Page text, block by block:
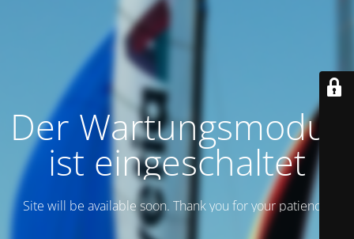
Der Wartungsmodus
ist eingeschaltet
Site will be available soon. Thank you for your patience!